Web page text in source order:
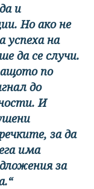
и
Но ако не
успеха на
да се случи.
по
до
И
за да
има
за